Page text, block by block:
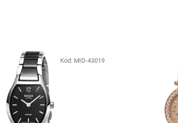
Kód: MID-43019